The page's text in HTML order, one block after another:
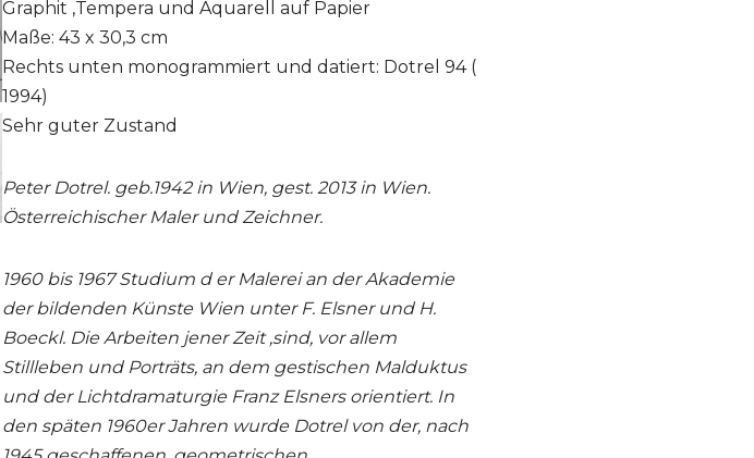
Graphit ,Tempera und Aquarell auf Papier
Maße: 43 x 30,3 cm
Rechts unten monogrammiert und datiert: Dotrel 94 (
1994)
Sehr guter Zustand
Peter Dotrel. geb.1942 in Wien, gest. 2013 in Wien.
Österreichischer Maler und Zeichner.
1960 bis 1967 Studium d er Malerei an der Akademie
der bildenden Künste Wien unter F. Elsner und H.
Boeckl. Die Arbeiten jener Zeit ,sind, vor allem
Stillleben und Porträts, an dem gestischen Malduktus
und der Lichtdramaturgie Franz Elsners orientiert. In
den späten 1960er Jahren wurde Dotrel von der, nach